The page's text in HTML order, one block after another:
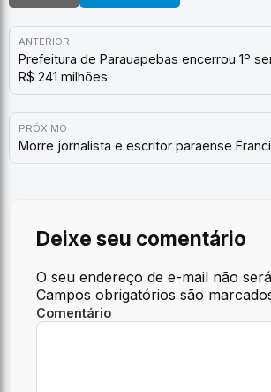
ANTERIOR
Prefeitura de Parauapebas encerrou 1º
R$ 241 milhões
PRÓXIMO
Morre jornalista e escritor paraense
Deixe seu comentário
O seu endereço de e-mail não
Campos obrigatórios são
Comentário